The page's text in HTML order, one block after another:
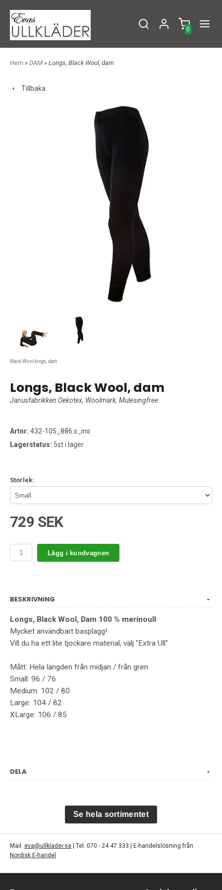
0
Hem » DAM » Longs, Black Wool, dam
Tillbaka
Black Wool longs, dam
Longs, Black Wool, dam
Janusfabrikken Oekotex, Woolmark, Mulesingfree
Artnr: 432-105_886.s_ins
Lagerstatus: 5st i lager
Storlek:
729 SEK
Lägg i kundvagnen
BESKRIVNING
Longs, Black Wool, Dam 100 % merinoull
Mycket användbart basplagg!
Vill du ha ett lite tjockare material, välj "Extra Ull"
Mått: Hela längden från midjan / från gren
Small: 96 / 76
Medium: 102 / 80
Large: 104 / 82
XLarge: 106 / 85
DELA
Se hela sortimentet
Mail: eva@ullklader.se | Tel: 070 - 24 47 333 | E-handelslösning från
Nordisk E-handel